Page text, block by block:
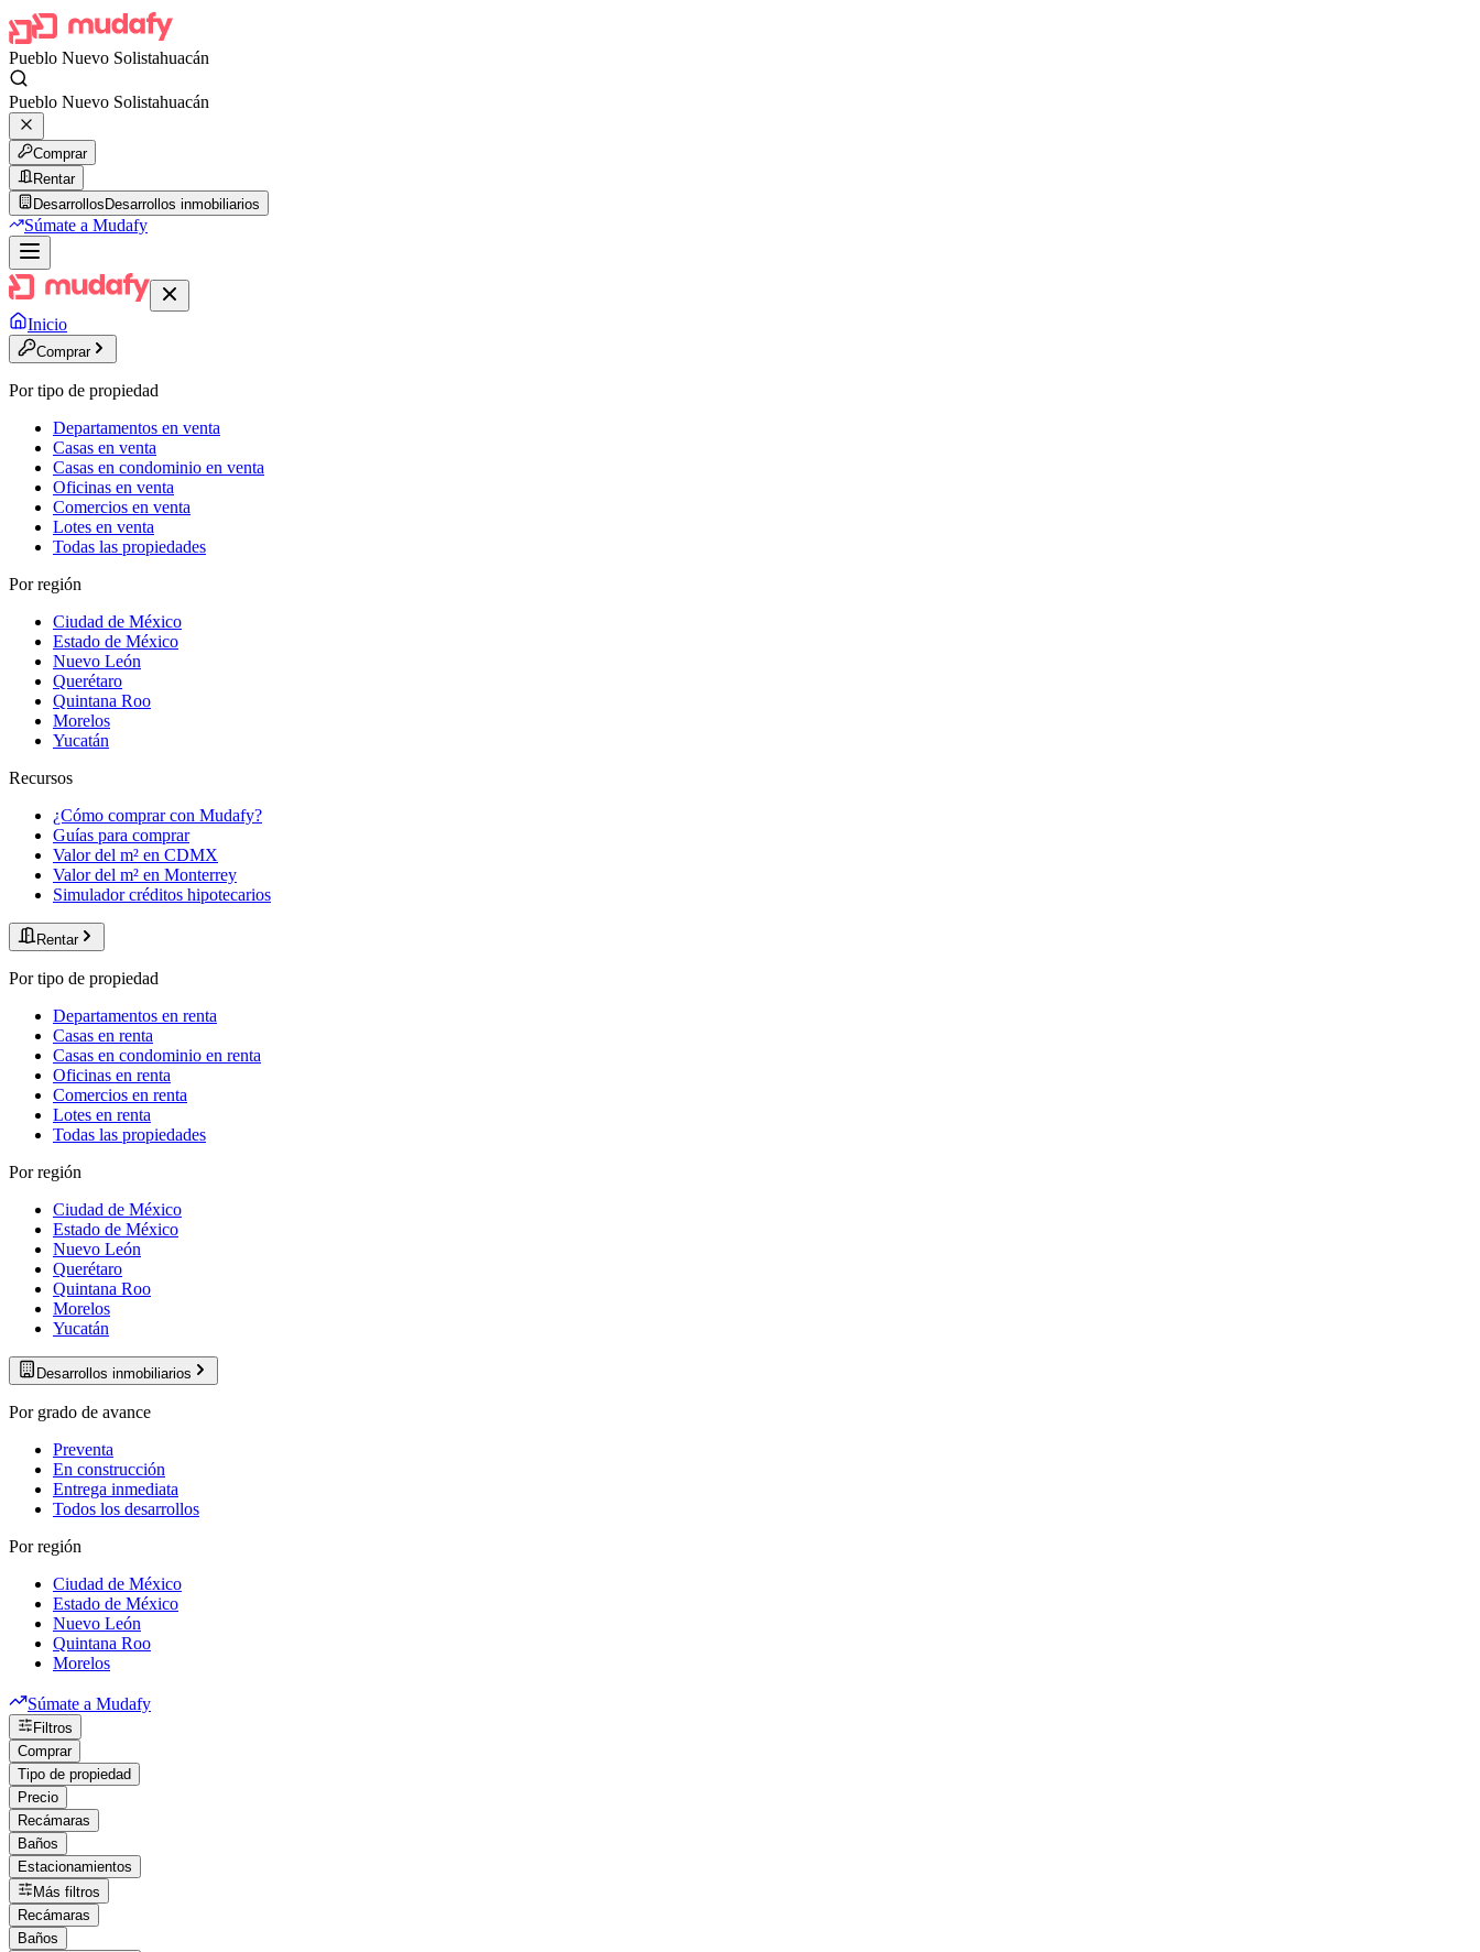
Pueblo Nuevo Solistahuacán
Pueblo Nuevo Solistahuacán
Comprar
Rentar
Desarrollos Desarrollos inmobiliarios
Súmate a Mudafy
Inicio
Comprar
Por tipo de propiedad
Departamentos en venta
Casas en venta
Casas en condominio en venta
Oficinas en venta
Comercios en venta
Lotes en venta
Todas las propiedades
Por región
Ciudad de México
Estado de México
Nuevo León
Querétaro
Quintana Roo
Morelos
Yucatán
Recursos
¿Cómo comprar con Mudafy?
Guías para comprar
Valor del m² en CDMX
Valor del m² en Monterrey
Simulador créditos hipotecarios
Rentar
Por tipo de propiedad
Departamentos en renta
Casas en renta
Casas en condominio en renta
Oficinas en renta
Comercios en renta
Lotes en renta
Todas las propiedades
Por región
Ciudad de México
Estado de México
Nuevo León
Querétaro
Quintana Roo
Morelos
Yucatán
Desarrollos inmobiliarios
Por grado de avance
Preventa
En construcción
Entrega inmediata
Todos los desarrollos
Por región
Ciudad de México
Estado de México
Nuevo León
Quintana Roo
Morelos
Súmate a Mudafy
Filtros
Comprar
Tipo de propiedad
Precio
Recámaras
Baños
Estacionamientos
Más filtros
Recámaras
Baños